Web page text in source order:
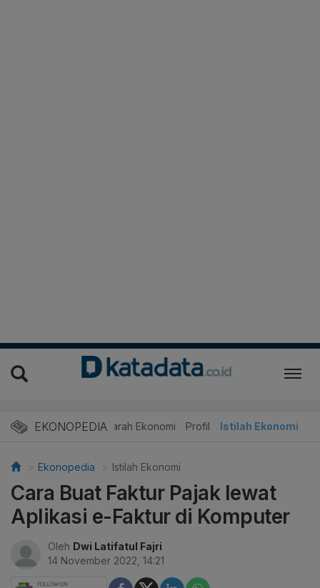
EKONOPEDIASejarah Ekonomi Profil Istilah Ekonomi
Ekonopedia Istilah Ekonomi
Cara Buat Faktur Pajak lewat
Aplikasi e-Faktur di Komputer
Oleh Dwi Latifatul Fajri
14 November 2022, 14:21